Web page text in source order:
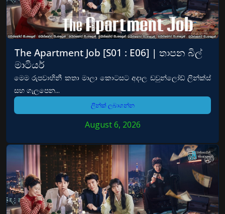
The Apartment Job [S01 : E06] | තාපන බිල්
මාටියර්
මෙම රුපවාහිනී කතා මාලා කොටසට අදාල ඩවුන්ලෝඩ් ලින්ක්ස්
සහ ගැලපෙන...
ලින්ක් ලබාගන්න
August 6, 2026